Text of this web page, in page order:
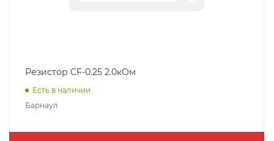
Резистор CF-0.25 2.0кОм
Есть в наличии
Барнаул